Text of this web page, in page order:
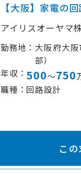
【大阪】家電の
アイリスオーヤマ
勤務地
大阪府大
部）
年収
500～750
職種
回路設計
こ